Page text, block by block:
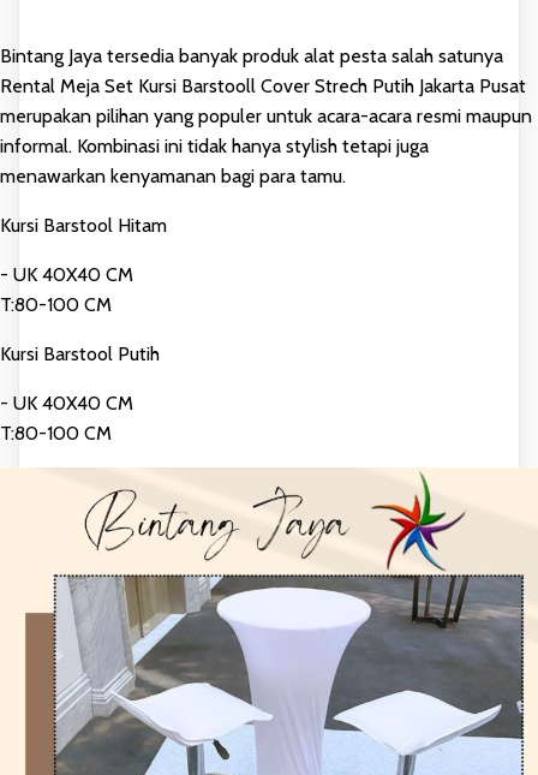
Bintang Jaya tersedia banyak produk alat pesta salah satunya
Rental Meja Set Kursi Barstooll Cover Strech Putih Jakarta Pusat
merupakan pilihan yang populer untuk acara-acara resmi maupun
informal. Kombinasi ini tidak hanya stylish tetapi juga
menawarkan kenyamanan bagi para tamu.
Kursi Barstool Hitam
- UK 40X40 CM
T:80-100 CM
Kursi Barstool Putih
- UK 40X40 CM
T:80-100 CM